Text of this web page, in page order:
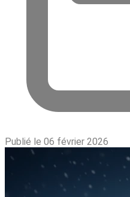
Publié le 06 février 2026